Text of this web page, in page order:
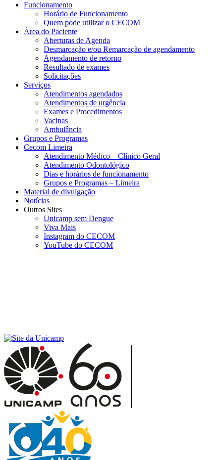
Funcionamento
Horário de Funcionamento
Quem pode utilizar o CECOM
Área do Paciente
Aberturas de Agenda
Desmarcação e/ou Remarcação de agendamento
Agendamento de retorno
Resultado de exames
Solicitações
Serviços
Atendimentos agendados
Atendimentos de urgência
Exames e Procedimentos
Vacinas
Ambulância
Grupos e Programas
Cecom Limeira
Atendimento Médico – Clínico Geral
Atendimento Odontológico
Dias e horários de funcionamento
Grupos e Programas – Limeira
Material de divulgação
Notícias
Outros Sites
Unicamp sem Dengue
Viva Mais
Instagram do CECOM
YouTube do CECOM